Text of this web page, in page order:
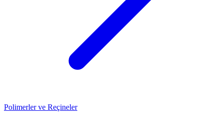
Polimerler ve Reçineler